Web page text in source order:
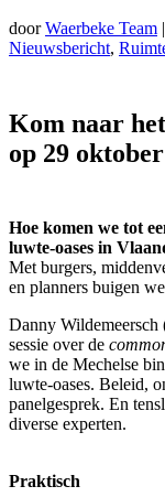
doorWaerbeke Team |
Nieuwsbericht,
Kom naar
op 29 oktober
Hoe komen we tot
luwte-oases in
Met burgers,
en planners buigen
Danny Wildemeersch
sessie over de
we in de Mechelse
luwte-oases. Beleid,
panelgesprek. En
diverse experten.
Praktisch